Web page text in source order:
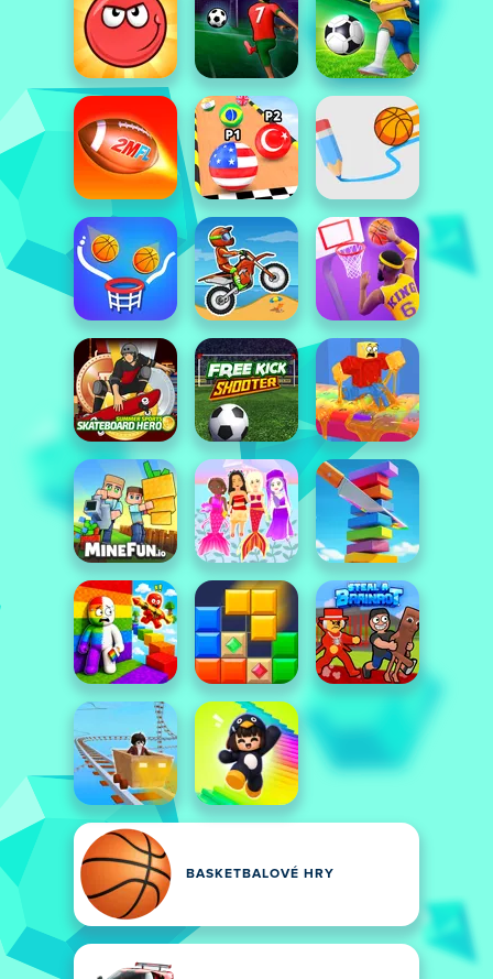
BASKETBALOVÉ HRY